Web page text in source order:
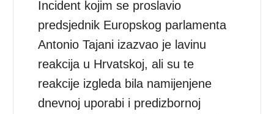
Incident kojim se proslavio
predsjednik Europskog parlamenta
Antonio Tajani izazvao je lavinu
reakcija u Hrvatskoj, ali su te
reakcije izgleda bila namijenjene
dnevnoj uporabi i predizbornoj